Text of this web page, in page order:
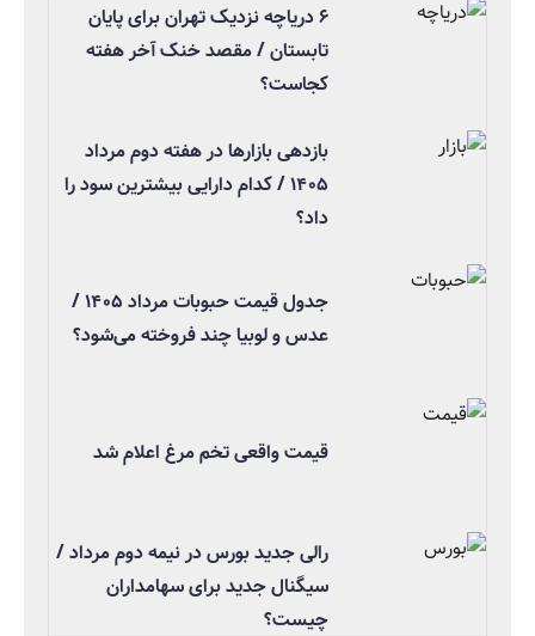
۶ دریاچه نزدیک تهران برای پایان
تابستان / مقصد خنک آخر هفته
کجاست؟
بازدهی بازارها در هفته دوم مرداد
۱۴۰۵ / کدام دارایی بیشترین سود را
داد؟
جدول قیمت حبوبات مرداد ۱۴۰۵ /
عدس و لوبیا چند فروخته می‌شود؟
قیمت واقعی تخم مرغ اعلام شد
رالی جدید بورس در نیمه دوم مرداد /
سیگنال جدید برای سهامداران
چیست؟